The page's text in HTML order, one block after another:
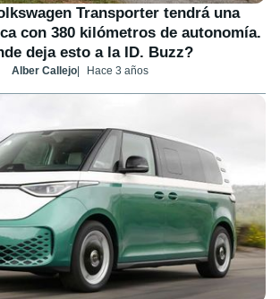
Transporter tendrá una
con 380 kilómetros de autonomía.
deja esto a la ID. Buzz?
Alber Callejo Hace 3 años